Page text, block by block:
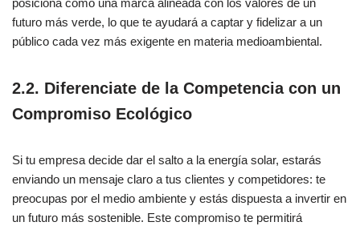
posiciona como una marca alineada con los valores de un
futuro más verde, lo que te ayudará a captar y fidelizar a un
público cada vez más exigente en materia medioambiental.
2.2. Diferenciate de la Competencia con un
Compromiso Ecológico
Si tu empresa decide dar el salto a la energía solar, estarás
enviando un mensaje claro a tus clientes y competidores: te
preocupas por el medio ambiente y estás dispuesta a invertir en
un futuro más sostenible. Este compromiso te permitirá